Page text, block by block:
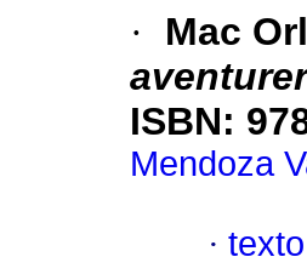
·
Mac
ISBN:
Mendoza
·